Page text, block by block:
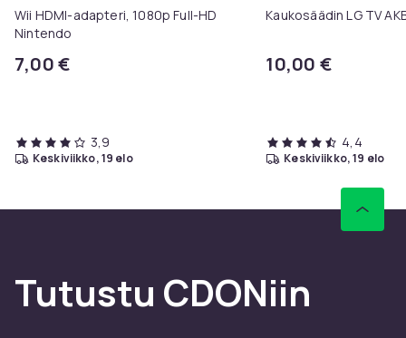
Wii HDMI-adapteri, 1080p Full-HD
Nintendo
7,00 €
3,9
keskiviikko, 19 elo
Kaukosäädin LG TV
10,00 €
4,4
keskiviikko, 19 elo
Tutustu CDONiin